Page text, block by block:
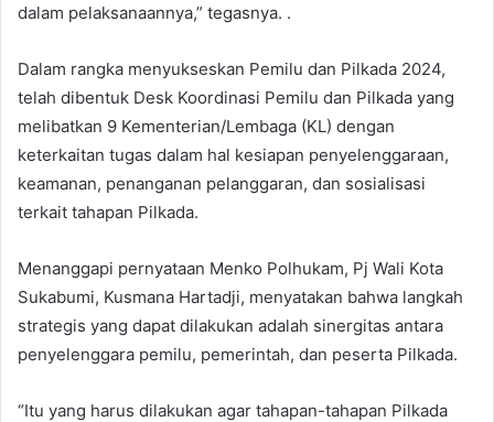
dalam pelaksanaannya,” tegasnya. .
Dalam rangka menyukseskan Pemilu dan Pilkada 2024,
telah dibentuk Desk Koordinasi Pemilu dan Pilkada yang
melibatkan 9 Kementerian/Lembaga (KL) dengan
keterkaitan tugas dalam hal kesiapan penyelenggaraan,
keamanan, penanganan pelanggaran, dan sosialisasi
terkait tahapan Pilkada.
Menanggapi pernyataan Menko Polhukam, Pj Wali Kota
Sukabumi, Kusmana Hartadji, menyatakan bahwa langkah
strategis yang dapat dilakukan adalah sinergitas antara
penyelenggara pemilu, pemerintah, dan peserta Pilkada.
“Itu yang harus dilakukan agar tahapan-tahapan Pilkada